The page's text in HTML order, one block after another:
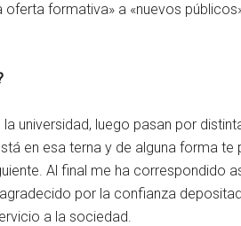
formativa» a «nuevos
universidad, luego pasan por
en esa terna y de alguna forma te
Al final me ha correspondido
por la confianza
a la sociedad.